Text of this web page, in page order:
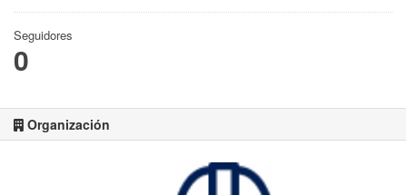
Seguidores
0
Organización